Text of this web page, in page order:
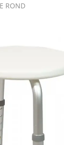
ROND